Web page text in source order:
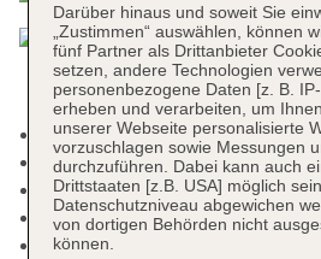
Kurtaxe/Ökotaxe/
Nichtraucherhotel
Check-in Zeit ab 15:00 Uhr
Check-out Zeit bis 12:00 Uhr
Late Check-out: gegen
Darüber hinaus und soweit Sie
„Zustimmen“ auswählen, können
fünf Partner als Drittanbieter
setzen, andere Technologien
personenbezogene Daten [z. B.
erheben und verarbeiten, um
unserer Webseite personalisierte
vorzuschlagen sowie Messungen
durchzuführen. Dabei kann auch
Drittstaaten [z.B. USA] möglich
Datenschutzniveau abgewichen
von dortigen Behörden nicht
können.